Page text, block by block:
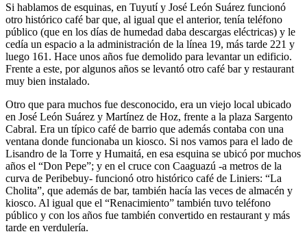
Si hablamos de esquinas, en Tuyutí y José León Suárez funcionó
otro histórico café bar que, al igual que el anterior, tenía teléfono
público (que en los días de humedad daba descargas eléctricas) y le
cedía un espacio a la administración de la línea 19, más tarde 221 y
luego 161. Hace unos años fue demolido para levantar un edificio.
Frente a este, por algunos años se levantó otro café bar y restaurant
muy bien instalado.
Otro que para muchos fue desconocido, era un viejo local ubicado
en José León Suárez y Martínez de Hoz, frente a la plaza Sargento
Cabral. Era un típico café de barrio que además contaba con una
ventana donde funcionaba un kiosco. Si nos vamos para el lado de
Lisandro de la Torre y Humaitá, en esa esquina se ubicó por muchos
años el “Don Pepe”; y en el cruce con Caaguazú -a metros de la
curva de Peribebuy- funcionó otro histórico café de Liniers: “La
Cholita”, que además de bar, también hacía las veces de almacén y
kiosco. Al igual que el “Renacimiento” también tuvo teléfono
público y con los años fue también convertido en restaurant y más
tarde en verdulería.